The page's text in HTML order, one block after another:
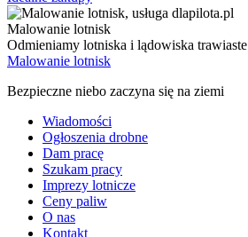
Malowanie lotnisk
Odmieniamy lotniska i lądowiska trawiaste
Malowanie lotnisk
Bezpieczne niebo zaczyna się na ziemi
Wiadomości
Ogłoszenia drobne
Dam pracę
Szukam pracy
Imprezy lotnicze
Ceny paliw
O nas
Kontakt